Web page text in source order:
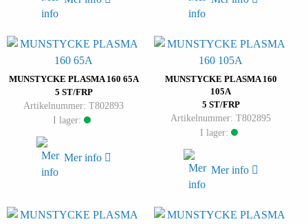
MUNSTYCKE PLASMA 160 65A
5 ST/FRP
Artikelnummer: T802893
I lager:
Mer info
MUNSTYCKE PLASMA 160
105A
5 ST/FRP
Artikelnummer: T802895
I lager:
Mer info